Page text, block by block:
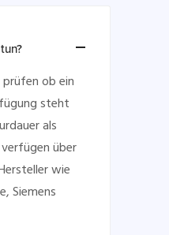
ob ein
steht
als
über
wie
Siemens